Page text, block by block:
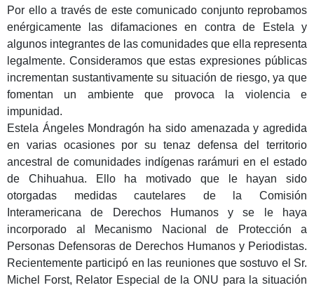
Por ello a través de este comunicado conjunto reprobamos
enérgicamente las difamaciones en contra de Estela y
algunos integrantes de las comunidades que ella representa
legalmente. Consideramos que estas expresiones públicas
incrementan sustantivamente su situación de riesgo, ya que
fomentan un ambiente que provoca la violencia e
impunidad.
Estela Ángeles Mondragón ha sido amenazada y agredida
en varias ocasiones por su tenaz defensa del territorio
ancestral de comunidades indígenas rarámuri en el estado
de Chihuahua. Ello ha motivado que le hayan sido
otorgadas medidas cautelares de la Comisión
Interamericana de Derechos Humanos y se le haya
incorporado al Mecanismo Nacional de Protección a
Personas Defensoras de Derechos Humanos y Periodistas.
Recientemente participó en las reuniones que sostuvo el Sr.
Michel Forst, Relator Especial de la ONU para la situación